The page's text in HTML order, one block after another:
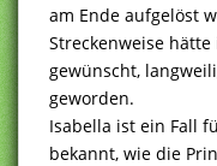
am Ende aufgelöst
Streckenweise
gewünscht,
geworden.
Isabella ist ein Fall
bekannt, wie die